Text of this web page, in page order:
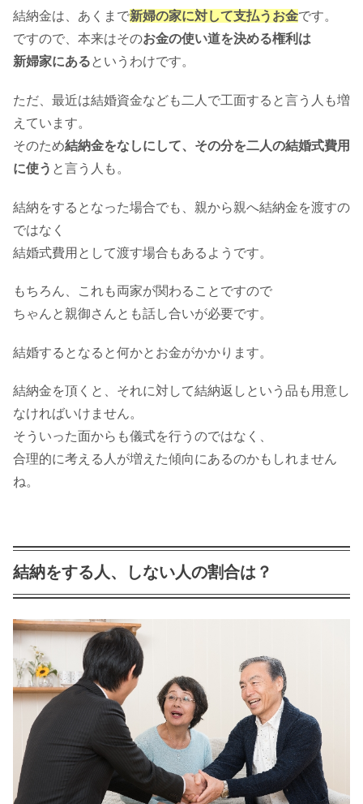
結納金は、あくまで新婦の家に対して支払うお金です。
ですので、本来はそのお金の使い道を決める権利は
新婦家にあるというわけです。
ただ、最近は結婚資金なども二人で工面すると言う人も増
えています。
そのため結納金をなしにして、その分を二人の結婚式費用
に使う と言う人も。
結納をするとなった場合でも、親から親へ結納金を渡すの
ではなく
結婚式費用として渡す場合もあるようです。
もちろん、これも両家が関わることですので
ちゃんと親御さんとも話し合いが必要です。
結婚するとなると何かとお金がかかります。
結納金を頂くと、それに対して結納返しという品も用意し
なければいけません。
そういった面からも儀式を行うのではなく、
合理的に考える人が増えた傾向にあるのかもしれません
ね。
結納をする人、しない人の割合は？